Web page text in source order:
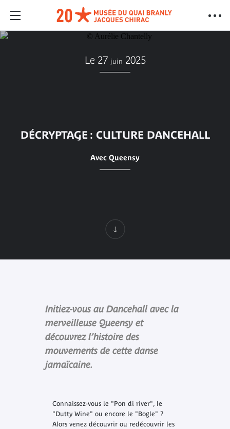
Le 27 juin 2025
DÉCRYPTAGE : CULTURE DANCEHALL
Avec Queensy
Initiez-vous au Dancehall avec la
merveilleuse Queensy et
découvrez l’histoire des
mouvements de cette danse
jamaïcaine.
Connaissez-vous le "Pon di river", le
"Dutty Wine" ou encore le "Bogle" ?
Alors venez découvrir ou redécouvrir les